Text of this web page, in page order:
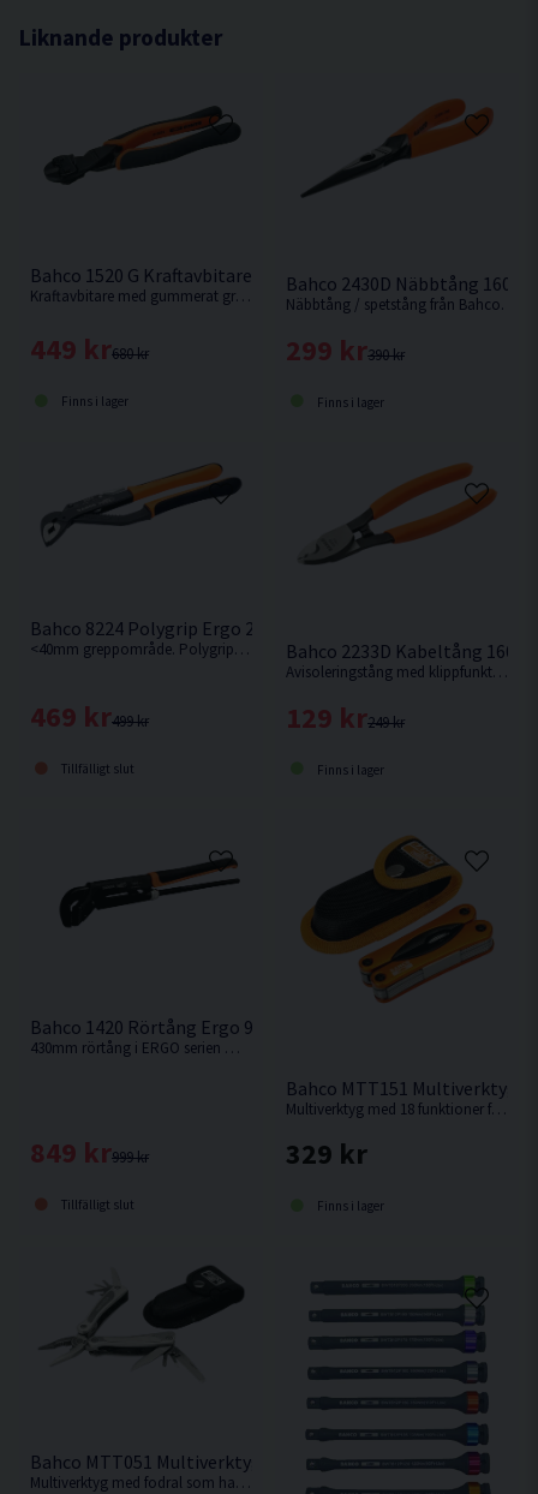
Liknande produkter
Bahco 1520 G Kraftavbitare 208mm
Kraftavbitare med gummerat grepp från Bahco.
680 kr
449 kr
Finns i lager
Bahco 2430D Näbbtång
Näbbtång / spetstång från Bahco.
390 kr
299 kr
Finns i lager
Bahco 8224 Polygrip Ergo 250mm
<40mm greppområde. Polygrip från Bahco i Ergo serien.
499 kr
469 kr
Tillfälligt slut
Bahco 2233D Kabeltång
Avisoleringstång med klippfunktion och PVC-överdragna handtag för koppar- och aluminiumkablar.
249 kr
129 kr
Finns i lager
Bahco 1420 Rörtång Ergo 90° <70mm
430mm rörtång i ERGO serien med 70mm greppvidd .
999 kr
849 kr
Tillfälligt slut
Bahco MTT151 Multiverktyg
Multiverktyg med 18 funktioner från Bahco.
329 kr
Finns i lager
Bahco MTT051 Multiverktyg 12-i-1
Multiverktyg med fodral som har hela 12 funktioner från Bahco.